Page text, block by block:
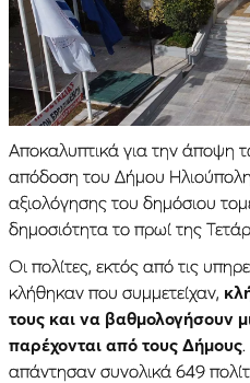
Αποκαλυπτικά για την άποψη
απόδοση του Δήμου
αξιολόγησης του δημόσιου
δημοσιότητα το πρωί της
Οι πολίτες, εκτός από τις
κλήθηκαν που συμμετείχαν,
τους και να βαθμολογήσουν
παρέχονται από τους Δήμους
απάντησαν συνολικά 649